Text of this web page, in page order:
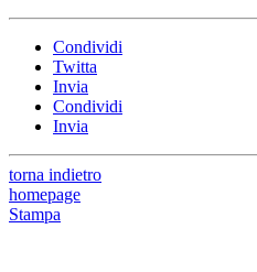
Condividi
Twitta
Invia
Condividi
Invia
torna indietro
homepage
Stampa